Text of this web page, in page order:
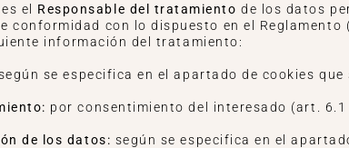
el Responsable del tratamiento de los datos
conformidad con lo dispuesto en el Reglamento
información del tratamiento:
se especifica en el apartado de cookies
por consentimiento del interesado (art. 6.1
de los datos: según se especifica en el